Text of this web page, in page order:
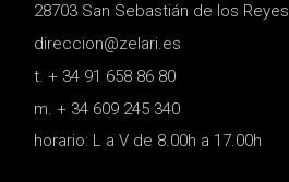
28703 San Sebastián de los Reyes
direccion@zelari.es
t. + 34 91 658 86 80
m. + 34 609 245 340
horario: L a V de 8.00h a 17.00h